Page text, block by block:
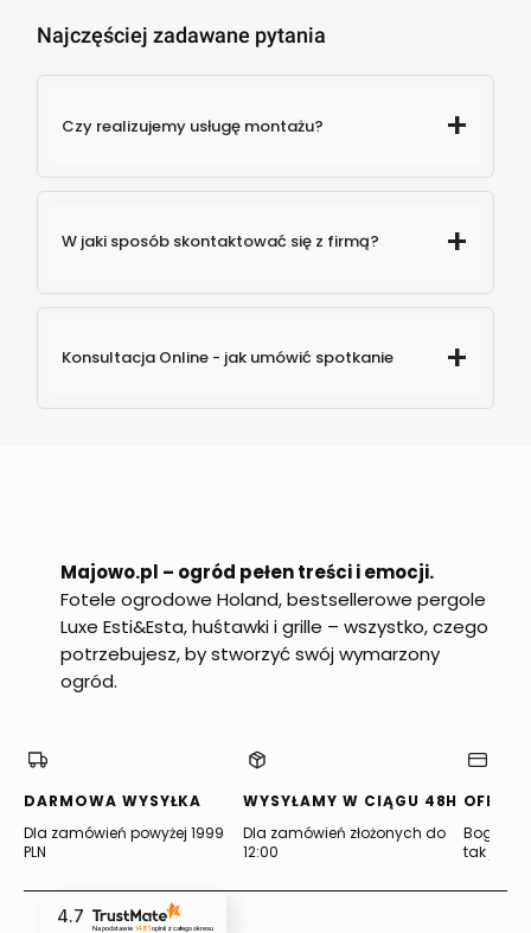
Najczęściej zadawane pytania
Czy realizujemy usługę montażu?
W jaki sposób skontaktować się z firmą?
579
Konsultacja Online - jak umówić spotkanie
Majowo.pl – ogród pełen treści i emocji.
Fotele ogrodowe Holand, bestsellerowe pergole
Luxe Esti&Esta, huśtawki i grille – wszystko, czego
potrzebujesz, by stworzyć swój wymarzony
ogród.
DARMOWA WYSYŁKA
Dla zamówień powyżej 1999
PLN
WYSYŁAMY W CIĄGU 48H
Dla zamówień złożonych do
12:00
Bogata
tak jak
4.7
Na podstawie 1481opinii z całego okresu